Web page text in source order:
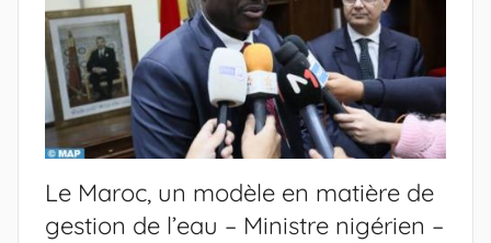
Le Maroc, un modèle en matière de
gestion de l’eau – Ministre nigérien –